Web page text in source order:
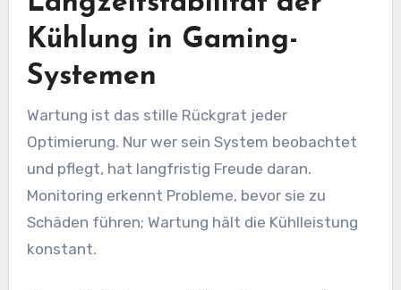
Kühlung in Gaming-
Systemen
Wartung ist das stille Rückgrat jeder
Optimierung. Nur wer sein System beobachtet
und pflegt, hat langfristig Freude daran.
Monitoring erkennt Probleme, bevor sie zu
Schäden führen; Wartung hält die Kühlleistung
konstant.